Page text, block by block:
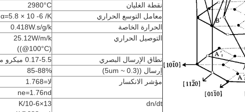
نقطة الغليان
2980°C
معامل التوسع الحراري
α=5.8 × 10 -6 /K
الحرارة الخاصة
0.418W.s/g/k
التوصيل الحراري
25.12W/m/k
((@100°C)
نطاق الإرسال البصري
0.17-5.5 ميكرو متراً
إرسال ((0.3 ~ 5um)
85-88%
مؤشر الانكسار
لا=1.768
ne=1.76nd
dn/dt
13×10-6/K